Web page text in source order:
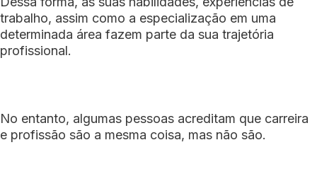
trabalho, assim como a especialização em uma
determinada área fazem parte da sua trajetória
profissional.
No entanto, algumas pessoas acreditam que carreira
e profissão são a mesma coisa, mas não são.